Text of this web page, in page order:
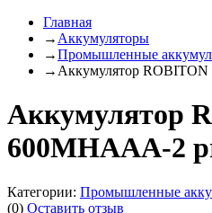
Главная
→ Аккумуляторы
→Промышленные
→ Аккумулятор
Аккумулятор
600MHAAA-2
Категории: Промышленные
(0) Оставить отзыв